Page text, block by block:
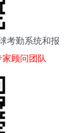
考勤系统和报
顾问团队